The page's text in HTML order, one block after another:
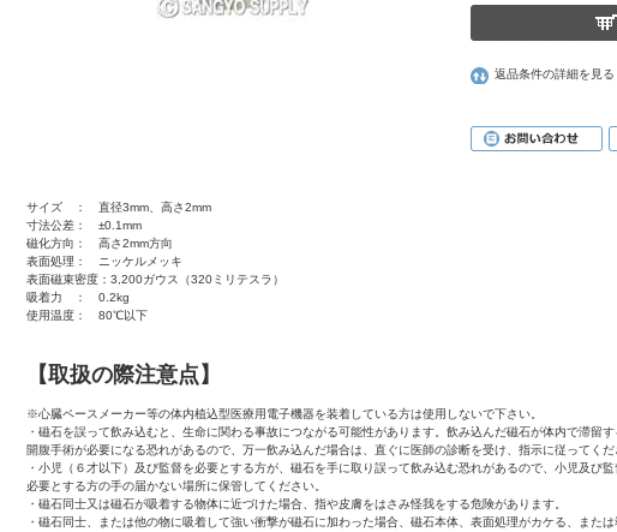
返品条件の詳細を見る
サイズ ： 直径3mm、高さ2mm
寸法公差： ±0.1mm
磁化方向： 高さ2mm方向
表面処理： ニッケルメッキ
表面磁束密度：3,200ガウス（320ミリテスラ）
吸着力 ： 0.2kg
使用温度： 80℃以下
【取扱の際注意点】
※心臓ペースメーカー等の体内植込型医療用電子機器を装着している方は使用しないで下さい。
・磁石を誤って飲み込むと、生命に関わる事故につながる可能性があります。飲み込んだ磁石が体内で滞留す
開腹手術が必要になる恐れがあるので、万一飲み込んだ場合は、直ぐに医師の診断を受け、指示に従ってくだ
・小児（６才以下）及び監督を必要とする方が、磁石を手に取り誤って飲み込む恐れがあるので、小児及び監
必要とする方の手の届かない場所に保管してください。
・磁石同士又は磁石が吸着する物体に近づけた場合、指や皮膚をはさみ怪我をする危険があります。
・磁石同士、または他の物に吸着して強い衝撃が磁石に加わった場合、磁石本体、表面処理がカケる、または